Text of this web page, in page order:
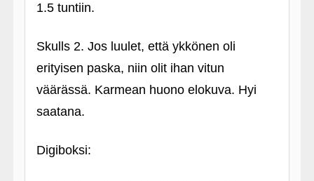
1.5 tuntiin.
Skulls 2. Jos luulet, että ykkönen oli
erityisen paska, niin olit ihan vitun
väärässä. Karmean huono elokuva. Hyi
saatana.
Digiboksi: